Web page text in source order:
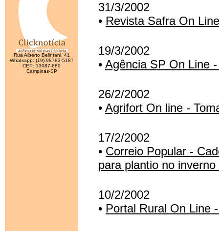
Rua Alberto Belintani, 41
Whatsapp: (19) 98783-5187
CEP: 13087-680
Campinas-SP
31/3/2002
• Revista Safra On
19/3/2002
• Agência SP On Line
26/2/2002
• Agrifort On line -
17/2/2002
• Correio Popular -
para plantio no
10/2/2002
• Portal Rural On Line